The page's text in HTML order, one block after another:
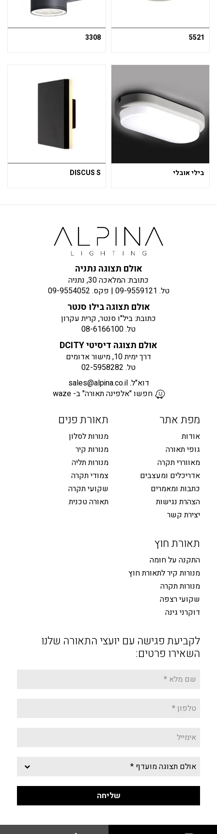
5521
3308
בילי אובלי DISCUS S
אולם תצוגה נתניה
כתובת: המלאכה 30, נתניה
טל. 09-9559121 | פקס. 09-9554052
אולם תצוגה בילו סנטר
כתובת: ביל"ו סנטר, קרית עקרון
טל.08-6166100
אולם תצוגה דיסיטי DCITY
דרך ימית 10, מישור אדומים
טל. 02-5958282
דוא"ל.sales@alpina.co.il
חפשו "אלפינה תאורה" ב- waze
מפת אתר
אודות
גופי תאורה
מאווררי תקרה
אדריכלים ומעצבים
כתבות ומאמרים
הצהרת נגישות
יצירת קשר
תאורת פנים
מנורות לסלון
מנורות קיר
מנורות תליה
צמודי תקרה
שקועי תקרה
תאורה טכנית
תאורת חוץ
התקנה על חומה
מנורות קיר לתאורת חוץ
מנורות תקרה
שקועי רצפה
דוקרני גינה
לקביעת פגישה עם יועצי התאורה שלנו
השאירו פרטים: